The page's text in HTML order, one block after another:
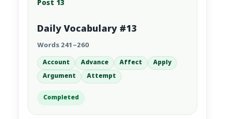
Post 13
Daily Vocabulary #13
Words 241–260
Account Advance Affect
Apply
Argument
Attempt
Completed